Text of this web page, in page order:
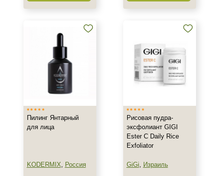
Пилинг Янтарный
для лица
KODERMIX, Россия
Рисовая пудра-
эксфолиант GIGI
Ester C Daily Rice
Exfoliator
GiGi, Израиль